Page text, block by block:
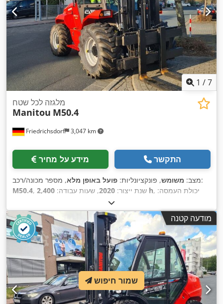
1 /7
Friedrichsdorf 3,047 km
מלגזה לכל שטח
Manitou M50.4
מידע על מחיר התקשר
מצב: משומש, פונקציונליות: פועל באופן מלא
, מספר מכונה/רכב:
M50.4
, שנת ייצור: 2020, שעות עבודה: 2,400 h , יכולת העמסה:
5,500 מ"מ
סוג דלק:דיזל, סוג תורן:טריפלקס, גובה בנייה:2,910 מ"מ , כוח:55
קילוואט (74.78 כ"ס)
, אורך המזלג:1,200 מ"מ
, משקל עצמי:
7,760 ק"ג
, אורך כולל:3,755 מ"מ , סוג הנעה:Diesel , רוחב בנייה:
2,070 מ"מ,
מודעה קטנה
שמור חיפוש